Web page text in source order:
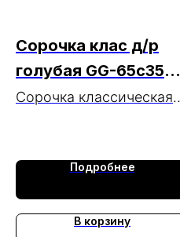
Сорочка клас д/р
голубая GG-65c35m-
3(W) МАРКА
Сорочка классическая
65c35m-3(W) МАРКА
Подробнее
В корзину